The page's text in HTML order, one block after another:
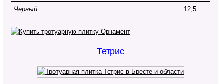
Черный 12,5
Тетрис